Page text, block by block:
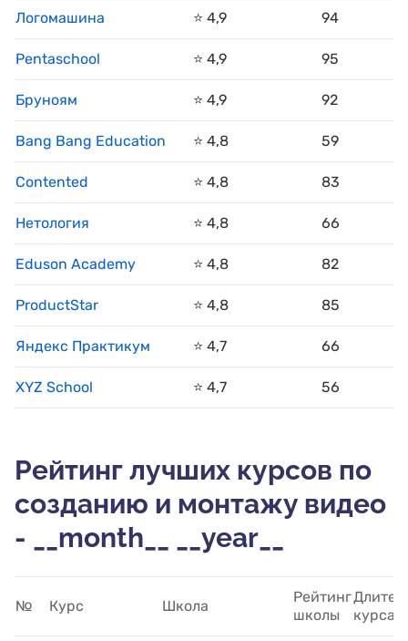
Логомашина ⭐️ 4,9 94
Pentaschool ⭐️ 4,9 95
Бруноям ⭐️ 4,9 92
Bang Bang Education ⭐️ 4,8 59
Contented ⭐️ 4,8 83
Нетология ⭐️ 4,8 66
Eduson Academy ⭐️ 4,8 82
ProductStar ⭐️ 4,8 85
Яндекс Практикум ⭐️ 4,7 66
XYZ School ⭐️ 4,7 56
Рейтинг лучших курсов по
созданию и монтажу видео
- __month__ __year__
№ Курс Школа
Рейтинг
школы
курса